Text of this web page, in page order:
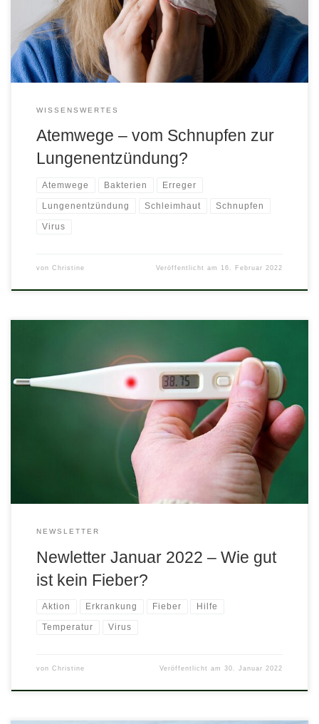
bestehenden Lungenerkrankung, mit einer eingeschränkten
Lungenfunktion (M. Bechterew) und Raucher. Doch keine Angst!
Ich möchte, dass Sie verstehen, was da vor sich geht. […]
WISSENSWERTES
Atemwege – vom Schnupfen zur
Lungenentzündung?
Atemwege Bakterien Erreger
Lungenentzündung Schleimhaut Schnupfen
Virus
von Christine Veröffentlicht am 16. Februar 2022
Liebe Freunde und Wegbegleiter*innen, In den letzten 15 Jahren
ist die Tendenz Erkrankungen im Keim zu ersticken, rasant
angestiegen. Fehlzeiten in der Arbeit oder Schule wollen oder
müssen um jeden Preis so gering wie möglich gehalten werden.
Es scheint, niemand möchte seinem Körper mehr die Zeit geben,
NEWSLETTER
Newletter Januar 2022 – Wie gut
ist kein Fieber?
Aktion Erkrankung Fieber Hilfe
Temperatur Virus
von Christine Veröffentlicht am30. Januar 2022